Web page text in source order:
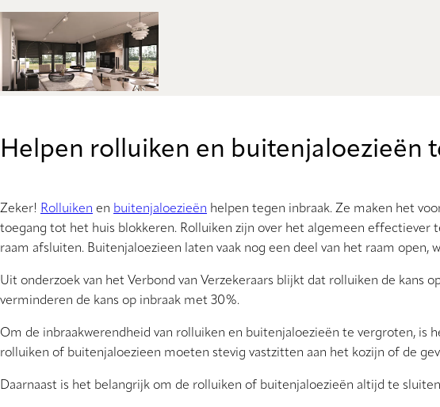
Helpen rolluiken en buitenjaloezieën
Zeker! Rolluiken en buitenjaloezieën helpen tegen inbraak. Ze maken het
toegang tot het huis blokkeren. Rolluiken zijn over het algemeen effectiever
raam afsluiten. Buitenjaloezieen laten vaak nog een deel van het raam open,
Uit onderzoek van het Verbond van Verzekeraars blijkt dat rolluiken de kans
verminderen de kans op inbraak met 30%.
Om de inbraakwerendheid van rolluiken en buitenjaloezieën te vergroten, is
rolluiken of buitenjaloezieen moeten stevig vastzitten aan het kozijn of de
Daarnaast is het belangrijk om de rolluiken of buitenjaloezieën altijd te